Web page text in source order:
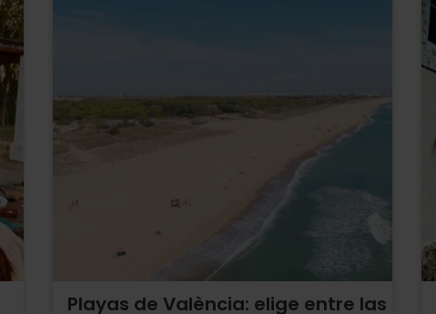
Playas de València: elige entre las